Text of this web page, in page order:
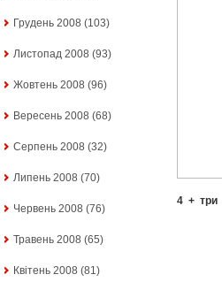
Грудень 2008 (103)
Листопад 2008 (93)
Жовтень 2008 (96)
Вересень 2008 (68)
Серпень 2008 (32)
Липень 2008 (70)
Червень 2008 (76)
Травень 2008 (65)
Квітень 2008 (81)
4 + три